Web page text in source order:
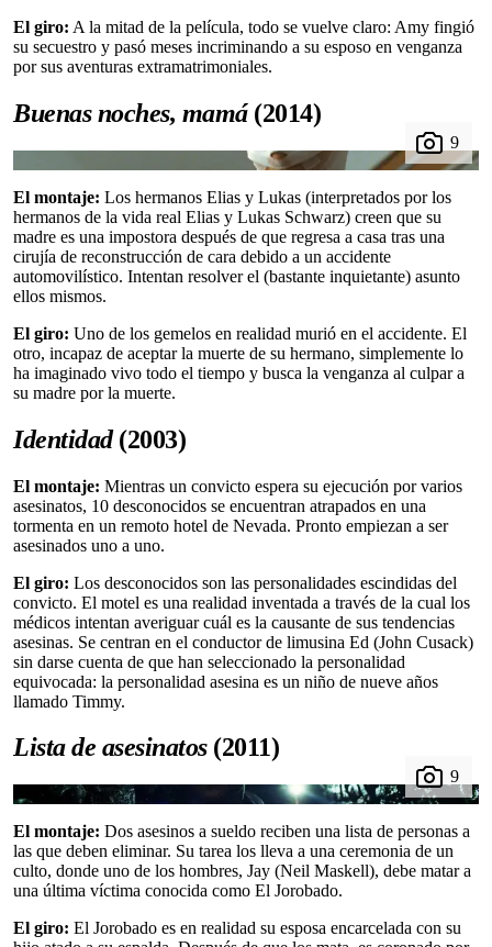
El giro: A la mitad de la película, todo se vuelve claro: Amy fingió
su secuestro y pasó meses incriminando a su esposo en venganza
por sus aventuras extramatrimoniales.
Buenas noches, mamá(2014)
El montaje: Los hermanos Elias y Lukas (interpretados por los
hermanos de la vida real Elias y Lukas Schwarz) creen que su
madre es una impostora después de que regresa a casa tras una
cirujía de reconstrucción de cara debido a un accidente
automovilístico. Intentan resolver el (bastante inquietante) asunto
ellos mismos.
El giro: Uno de los gemelos en realidad murió en el accidente. El
otro, incapaz de aceptar la muerte de su hermano, simplemente lo
ha imaginado vivo todo el tiempo y busca la venganza al culpar a
su madre por la muerte.
Identidad(2003)
El montaje: Mientras un convicto espera su ejecución por varios
asesinatos, 10 desconocidos se encuentran atrapados en una
tormenta en un remoto hotel de Nevada. Pronto empiezan a ser
asesinados uno a uno.
El giro: Los desconocidos son las personalidades escindidas del
convicto. El motel es una realidad inventada a través de la cual los
médicos intentan averiguar cuál es la causante de sus tendencias
asesinas. Se centran en el conductor de limusina Ed (John Cusack)
sin darse cuenta de que han seleccionado la personalidad
equivocada: la personalidad asesina es un niño de nueve años
llamado Timmy.
Lista de asesinatos(2011)
El montaje: Dos asesinos a sueldo reciben una lista de personas a
las que deben eliminar. Su tarea los lleva a una ceremonia de un
culto, donde uno de los hombres, Jay (Neil Maskell), debe matar a
una última víctima conocida como El Jorobado.
El giro: El Jorobado es en realidad su esposa encarcelada con su